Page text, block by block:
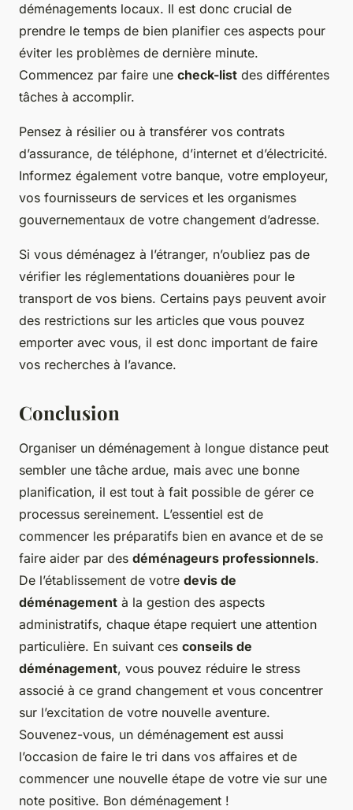
déménagements locaux. Il est donc crucial de
prendre le temps de bien planifier ces aspects pour
éviter les problèmes de dernière minute.
Commencez par faire une check-list des différentes
tâches à accomplir.
Pensez à résilier ou à transférer vos contrats
d’assurance, de téléphone, d’internet et d’électricité.
Informez également votre banque, votre employeur,
vos fournisseurs de services et les organismes
gouvernementaux de votre changement d’adresse.
Si vous déménagez à l’étranger, n’oubliez pas de
vérifier les réglementations douanières pour le
transport de vos biens. Certains pays peuvent avoir
des restrictions sur les articles que vous pouvez
emporter avec vous, il est donc important de faire
vos recherches à l’avance.
Conclusion
Organiser un déménagement à longue distance peut
sembler une tâche ardue, mais avec une bonne
planification, il est tout à fait possible de gérer ce
processus sereinement. L’essentiel est de
commencer les préparatifs bien en avance et de se
faire aider par des déménageurs professionnels.
De l’établissement de votre devis de
déménagement à la gestion des aspects
administratifs, chaque étape requiert une attention
particulière. En suivant ces conseils de
déménagement, vous pouvez réduire le stress
associé à ce grand changement et vous concentrer
sur l’excitation de votre nouvelle aventure.
Souvenez-vous, un déménagement est aussi
l’occasion de faire le tri dans vos affaires et de
commencer une nouvelle étape de votre vie sur une
note positive. Bon déménagement !